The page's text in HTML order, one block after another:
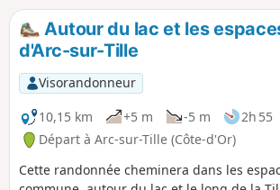
Autour du lac et les
d'Arc-sur-Tille
Visorandonneur
10,15 km
+5 m -5 m 2h 55
Départ à Arc-sur-Tille (Côte-d'Or)
Cette randonnée cheminera dans les